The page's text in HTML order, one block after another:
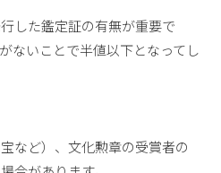
した鑑定証の有無が重要で
ないことで半値以下となってし
など）、文化勲章の受賞者の